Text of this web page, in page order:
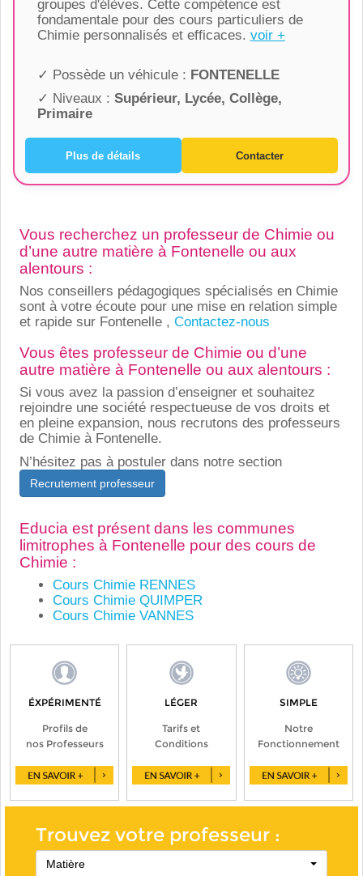
groupes d'élèves. Cette compétence est
fondamentale pour des cours particuliers de
Chimie personnalisés et efficaces. voir +
✓ Possède un véhicule : FONTENELLE
✓ Niveaux : Supérieur, Lycée, Collège,
Primaire
Plus de détails Contacter
Vous recherchez un professeur de Chimie ou
d’une autre matière à Fontenelle ou aux
alentours :
Nos conseillers pédagogiques spécialisés en Chimie
sont à votre écoute pour une mise en relation simple
et rapide sur Fontenelle , Contactez-nous
Vous êtes professeur de Chimie ou d’une
autre matière à Fontenelle ou aux alentours :
Si vous avez la passion d’enseigner et souhaitez
rejoindre une société respectueuse de vos droits et
en pleine expansion, nous recrutons des professeurs
de Chimie à Fontenelle.
N’hésitez pas à postuler dans notre section
Recrutement professeur
Educia est présent dans les communes
limitrophes à Fontenelle pour des cours de
Chimie :
Cours Chimie RENNES
Cours Chimie QUIMPER
Cours Chimie VANNES
ÉXPÉRIMENTÉ
Profils de
nos Professeurs
LÉGER
Tarifs et
Conditions
SIMPLE
Notre
Fonctionnement
Trouvez votre professeur :
Matière